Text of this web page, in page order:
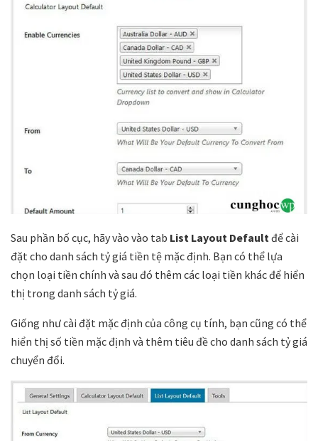
Sau phần bố cục, hãy vào vào tab List Layout Defaultđể cài
đặt cho danh sách tỷ giá tiền tệ mặc định. Bạn có thể lựa
chọn loại tiền chính và sau đó thêm các loại tiền khác để hiển
thị trong danh sách tỷ giá.
Giống như cài đặt mặc định của công cụ tính, bạn cũng có thể
hiển thị số tiền mặc định và thêm tiêu đề cho danh sách tỷ giá
chuyển đổi.